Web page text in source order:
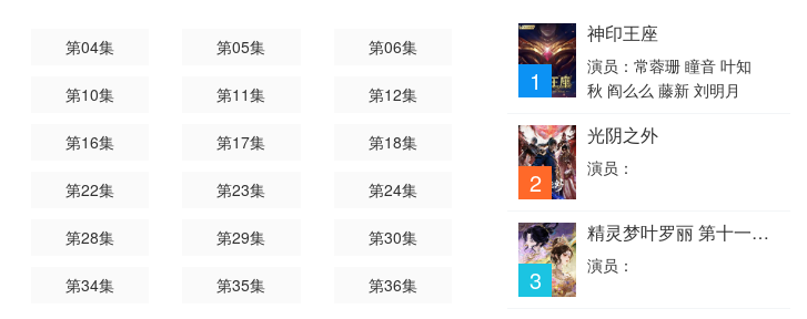
第04集 第05集 第06集
第10集 第11集 第12集
第16集 第17集 第18集
第22集 第23集 第24集
第28集 第29集 第30集
第34集 第35集 第36集
1
神印王座
演员：常蓉珊 瞳音 叶知
秋 阎么么 藤新 刘明月
2
光阴之外
演员：
3
精灵梦叶罗丽 第十一季
演员：